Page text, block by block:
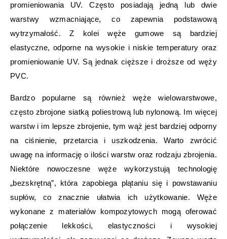
promieniowania UV. Często posiadają jedną lub dwie
warstwy wzmacniające, co zapewnia podstawową
wytrzymałość. Z kolei węże gumowe są bardziej
elastyczne, odporne na wysokie i niskie temperatury oraz
promieniowanie UV. Są jednak cięższe i droższe od węży
PVC.
Bardzo popularne są również węże wielowarstwowe,
często zbrojone siatką poliestrową lub nylonową. Im więcej
warstw i im lepsze zbrojenie, tym wąż jest bardziej odporny
na ciśnienie, przetarcia i uszkodzenia. Warto zwrócić
uwagę na informację o ilości warstw oraz rodzaju zbrojenia.
Niektóre nowoczesne węże wykorzystują technologię
„bezskrętną”, która zapobiega plątaniu się i powstawaniu
supłów, co znacznie ułatwia ich użytkowanie. Węże
wykonane z materiałów kompozytowych mogą oferować
połączenie lekkości, elastyczności i wysokiej